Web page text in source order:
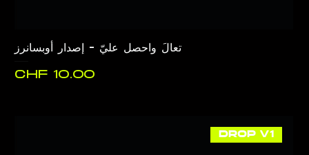
تعالَ واحصل عليّ - إصدار أوبسانرز
السعر
DROP V1